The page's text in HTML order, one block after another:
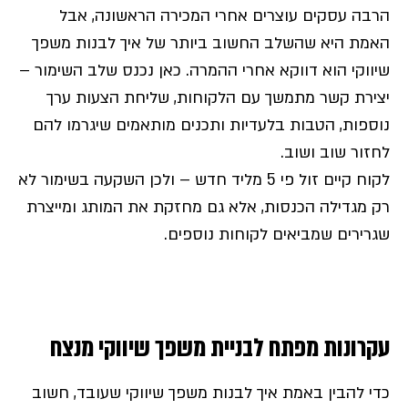
הרבה עסקים עוצרים אחרי המכירה הראשונה, אבל
האמת היא שהשלב החשוב ביותר של איך לבנות משפך
שיווקי הוא דווקא אחרי ההמרה. כאן נכנס שלב השימור –
יצירת קשר מתמשך עם הלקוחות, שליחת הצעות ערך
נוספות, הטבות בלעדיות ותכנים מותאמים שיגרמו להם
לחזור שוב ושוב.
לקוח קיים זול פי 5 מליד חדש – ולכן השקעה בשימור לא
רק מגדילה הכנסות, אלא גם מחזקת את המותג ומייצרת
שגרירים שמביאים לקוחות נוספים.
עקרונות מפתח לבניית משפך שיווקי מנצח
כדי להבין באמת איך לבנות משפך שיווקי שעובד, חשוב